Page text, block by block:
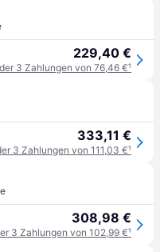
229,40 €
3 Zahlungen von 76,46 €¹
333,11 €
3 Zahlungen von 111,03 €¹
308,98 €
3 Zahlungen von 102,99 €¹